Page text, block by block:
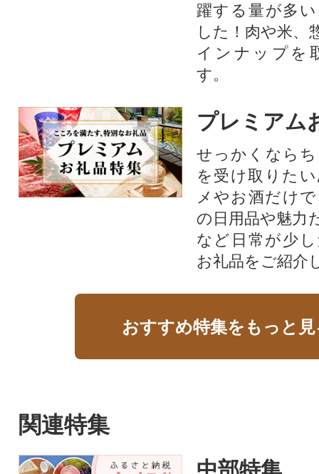
躍する量が多
した！肉や米、
インナップを
す。
プレミアム
せっかくなら
を受け取りた
メやお酒だけ
の日用品や魅力
など日常が少
お礼品をご紹介
おすすめ特集をもっと
関連特集
中部特集